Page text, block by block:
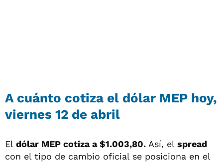
A cuánto cotiza el dólar MEP hoy,
viernes 12 de abril
El dólar MEP cotiza a $1.003,80. Así, el spread
con el tipo de cambio oficial se posiciona en el